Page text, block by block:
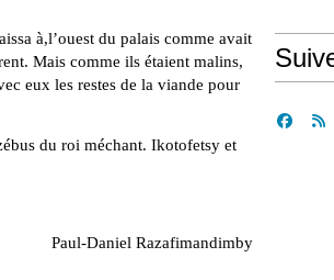
à,l’ouest du palais comme avait
Mais comme ils étaient malins,
eux les restes de la viande pour
du roi méchant. Ikotofetsy et
Paul-Daniel Razafimandimby